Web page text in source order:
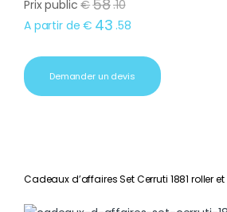
Prix public €58.10
A partir de € 43 .58
Demander un devis
Cadeaux d’affaires Set Cerruti 1881 roller